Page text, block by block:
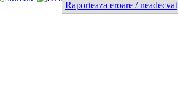
Raporteaza eroare / neadecvat